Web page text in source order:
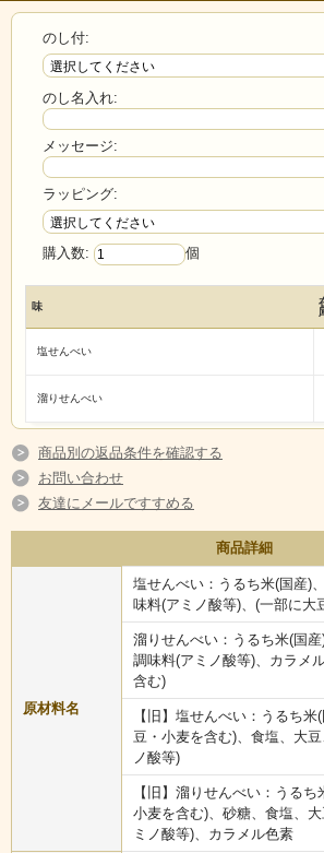
のし付:
のし名入れ:
メッセージ:
ラッピング:
購入数: 個
味
塩せんべい
溜りせんべい
商品別の返品条件を確認する
お問い合わせ
友達にメールですすめる
商品詳細
原材料名
塩せんべい：うるち米(国産)
味料(アミノ酸等)、(一部に大
溜りせんべい：うるち米(国
調味料(アミノ酸等)、カラメ
含む)
【旧】塩せんべい：うるち
豆・小麦を含む)、食塩、大
ノ酸等)
【旧】溜りせんべい：うるち
小麦を含む)、砂糖、食塩、
ミノ酸等)、カラメル色素